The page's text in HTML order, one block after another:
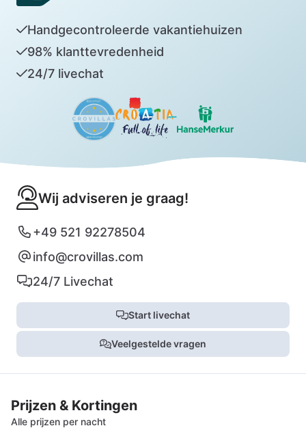
Handgecontroleerde vakantiehuizen
98% klanttevredenheid
24/7 livechat
Wij adviseren je graag!
+49 521 92278504
info@crovillas.com
24/7 Livechat
Start livechat
Veelgestelde vragen
Prijzen & Kortingen
Alle prijzen per nacht